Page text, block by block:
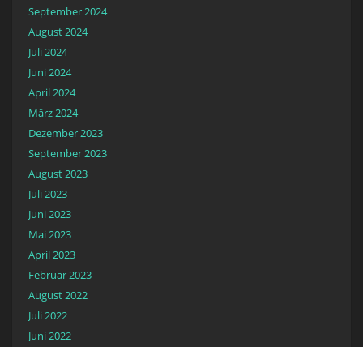
September 2024
August 2024
Juli 2024
Juni 2024
April 2024
März 2024
Dezember 2023
September 2023
August 2023
Juli 2023
Juni 2023
Mai 2023
April 2023
Februar 2023
August 2022
Juli 2022
Juni 2022